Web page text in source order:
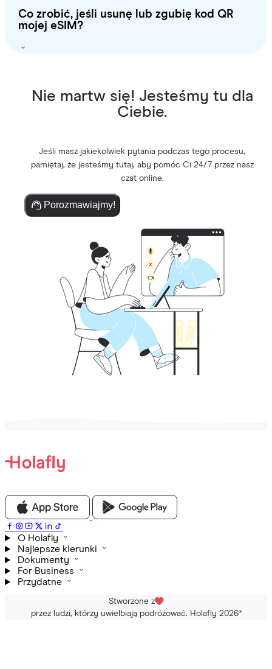
Co zrobić, jeśli usunę lub zgubię kod QR
mojej eSIM?
Nie martw się! Jesteśmy tu dla
Ciebie.
Jeśli masz jakiekolwiek pytania podczas tego procesu,
pamiętaj, że jesteśmy tutaj, aby pomóc Ci 24/7 przez nasz
czat online.
Porozmawiajmy!
O Holafly
Najlepsze kierunki
Dokumenty
For Business
Przydatne
Stworzone z
przez ludzi, którzy uwielbiają podróżować. Holafly 2026®